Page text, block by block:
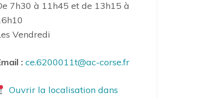
7h30 à 11h45 et de 13h15 à
Vendredi
: ce.6200011t@ac-corse.fr
Ouvrir la localisation dans